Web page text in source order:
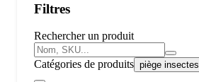
Filtres
Rechercher un produit
Catégories de produits piège insectes